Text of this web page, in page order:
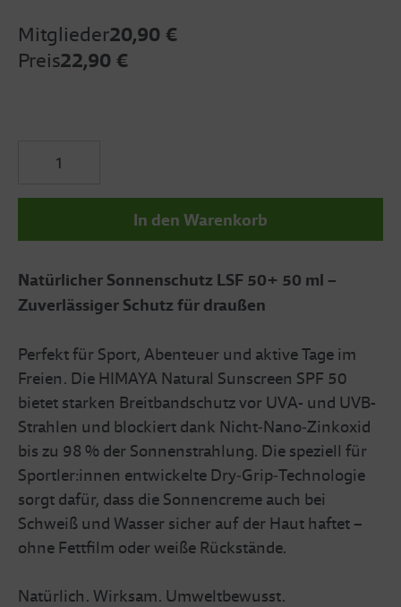
Mitglieder20,90 €
Preis22,90 €
In den Warenkorb
Natürlicher Sonnenschutz LSF 50+ 50 ml –
Zuverlässiger Schutz für draußen
Perfekt für Sport, Abenteuer und aktive Tage im
Freien. Die HIMAYA Natural Sunscreen SPF 50
bietet starken Breitbandschutz vor UVA- und UVB-
Strahlen und blockiert dank Nicht‑Nano‑Zinkoxid
bis zu 98 % der Sonnenstrahlung. Die speziell für
Sportler:innen entwickelte Dry‑Grip‑Technologie
sorgt dafür, dass die Sonnencreme auch bei
Schweiß und Wasser sicher auf der Haut haftet –
ohne Fettfilm oder weiße Rückstände.
Natürlich. Wirksam. Umweltbewusst.